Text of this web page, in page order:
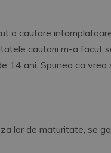
o cautare
cautarii m-a facut
14 ani. Spunea ca
lor de maturitate, se